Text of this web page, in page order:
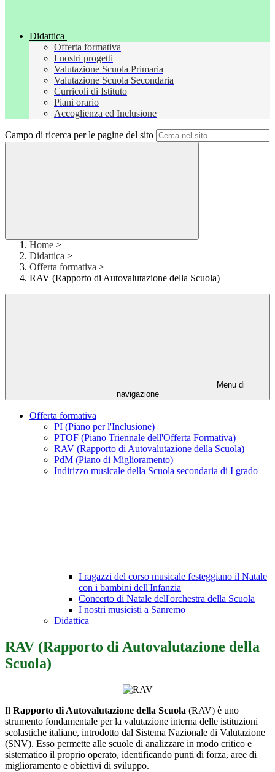
Didattica
Offerta formativa
I nostri progetti
Valutazione Scuola Primaria
Valutazione Scuola Secondaria
Curricoli di Istituto
Piani orario
Accoglienza ed Inclusione
Campo di ricerca per le pagine del sito
Home >
Didattica >
Offerta formativa >
RAV (Rapporto di Autovalutazione della Scuola)
Menu di
navigazione
Offerta formativa
PI (Piano per l'Inclusione)
PTOF (Piano Triennale dell'Offerta Formativa)
RAV (Rapporto di Autovalutazione della Scuola)
PdM (Piano di Miglioramento)
Indirizzo musicale della Scuola secondaria di I grado
I ragazzi del corso musicale festeggiano il Natale
con i bambini dell'Infanzia
Concerto di Natale dell'orchestra della Scuola
I nostri musicisti a Sanremo
Didattica
RAV (Rapporto di Autovalutazione della
Scuola)
Il Rapporto di Autovalutazione della Scuola (RAV) è uno
strumento fondamentale per la valutazione interna delle istituzioni
scolastiche italiane, introdotto dal Sistema Nazionale di Valutazione
(SNV). Esso permette alle scuole di analizzare in modo critico e
sistematico il proprio operato, identificando punti di forza, aree di
miglioramento e obiettivi di sviluppo.